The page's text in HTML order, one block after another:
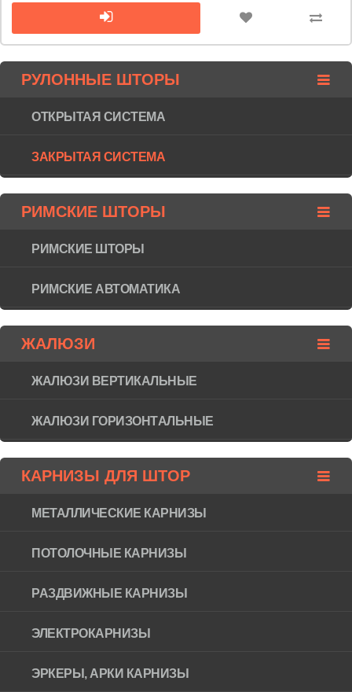
РУЛОННЫЕ ШТОРЫ
ОТКРЫТАЯ СИСТЕМА
ЗАКРЫТАЯ СИСТЕМА
РИМСКИЕ ШТОРЫ
РИМСКИЕ ШТОРЫ
РИМСКИЕ АВТОМАТИКА
ЖАЛЮЗИ
ЖАЛЮЗИ ВЕРТИКАЛЬНЫЕ
ЖАЛЮЗИ ГОРИЗОНТAЛЬНЫЕ
КАРНИЗЫ ДЛЯ ШТОР
МЕТАЛЛИЧЕСКИЕ КАРНИЗЫ
ПОТОЛОЧНЫЕ КАРНИЗЫ
РАЗДВИЖНЫЕ КАРНИЗЫ
ЭЛЕКТРОКАРНИЗЫ
ЭРКЕРЫ, АРКИ КАРНИЗЫ